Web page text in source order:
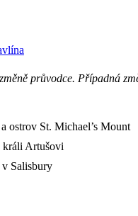
průvodce. Případná
ostrov St. Michael’s Mount
králi Artušovi
v Salisbury